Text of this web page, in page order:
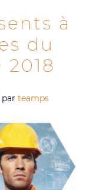
à
du
par teamps